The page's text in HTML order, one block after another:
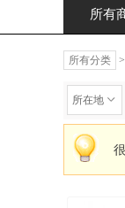
所有
所有分类 >
所在地